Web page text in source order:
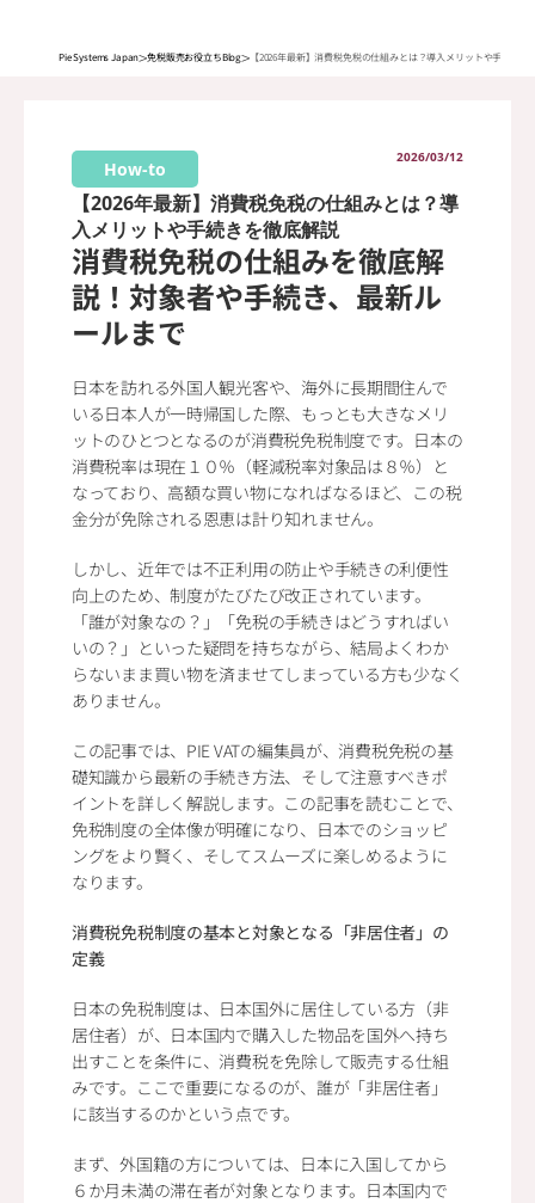
Pie Systems Japan>免税販売お役立ちBlog>【2026年最新】消費税免税の仕組みとは？導入メリットや手続きを
How-to
2026/03/12
【2026年最新】消費税免税の仕組みとは？導
入メリットや手続きを徹底解説
消費税免税の仕組みを徹底解
説！対象者や手続き、最新ル
ールまで
日本を訪れる外国人観光客や、海外に長期間住んで
いる日本人が一時帰国した際、もっとも大きなメリ
ットのひとつとなるのが消費税免税制度です。日本の
消費税率は現在１０％（軽減税率対象品は８％）と
なっており、高額な買い物になればなるほど、この税
金分が免除される恩恵は計り知れません。
しかし、近年では不正利用の防止や手続きの利便性
向上のため、制度がたびたび改正されています。
「誰が対象なの？」「免税の手続きはどうすればい
いの？」といった疑問を持ちながら、結局よくわか
らないまま買い物を済ませてしまっている方も少なく
ありません。
この記事では、PIE VATの編集員が、消費税免税の基
礎知識から最新の手続き方法、そして注意すべきポ
イントを詳しく解説します。この記事を読むことで、
免税制度の全体像が明確になり、日本でのショッピ
ングをより賢く、そしてスムーズに楽しめるように
なります。
消費税免税制度の基本と対象となる「非居住者」の
定義
日本の免税制度は、日本国外に居住している方（非
居住者）が、日本国内で購入した物品を国外へ持ち
出すことを条件に、消費税を免除して販売する仕組
みです。ここで重要になるのが、誰が「非居住者」
に該当するのかという点です。
まず、外国籍の方については、日本に入国してから
６か月未満の滞在者が対象となります。日本国内で